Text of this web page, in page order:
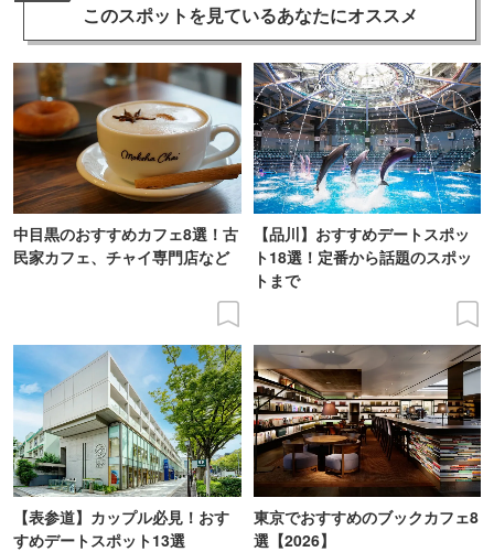
このスポットを見ているあなたにオススメ
中目黒のおすすめカフェ8選！古
民家カフェ、チャイ専門店など
【品川】おすすめデートスポッ
ト18選！定番から話題のスポッ
トまで
【表参道】カップル必見！おす
すめデートスポット13選
東京でおすすめのブックカフェ8
選【2026】